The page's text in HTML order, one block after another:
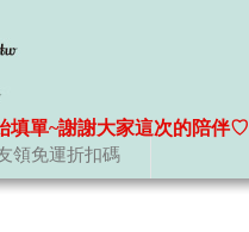
領免運折扣碼
填單~謝謝大家這次的陪伴♡